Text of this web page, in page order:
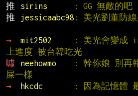
推
sirins : GG 無敵的吧
推
jessicaabc98 : 美光劉董防線
→
mit2502
: 美光會變成
上進度 被台韓吃光
噓
neehowmo
: 幹你娘 別再
屎一樣
→
hkcdc
: 因為記憶體